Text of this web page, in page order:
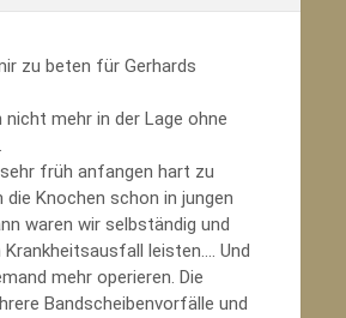
zu beten für Gerhards
mehr in der Lage ohne
früh anfangen hart zu
Knochen schon in jungen
waren wir selbständig und
leisten.... Und
mehr operieren. Die
Bandscheibenvorfälle und